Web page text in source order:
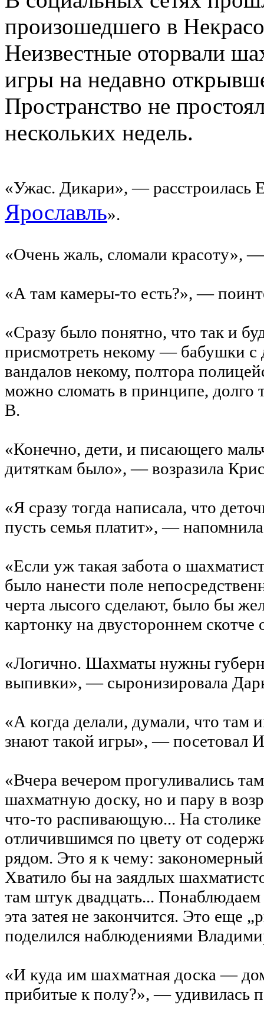
произошедшего в
Неизвестные оторвали
игры на недавно
Пространство не
нескольких недель.
«Ужас. Дикари», — расстроилась
Ярославль».
«Очень жаль, сломали красоту»,
«А там камеры-то есть?», —
«Сразу было понятно, что так и
присмотреть некому — бабушки с
вандалов некому, полтора
можно сломать в принципе,
В.
«Конечно, дети, и писающего
дитяткам было», — возразила
«Я сразу тогда написала, что
пусть семья платит», —
«Если уж такая забота о
было нанести поле
черта лысого сделают, было бы
картонку на двустороннем
«Логично. Шахматы нужны
выпивки», — сыронизировала
«А когда делали, думали, что там
знают такой игры», — посетовал
«Вчера вечером прогуливались
шахматную доску, но и пару в
что-то распивающую... На
отличившимся по цвету от
рядом. Это я к чему:
Хватило бы на заядлых
там штук двадцать...
эта затея не закончится. Это еще
поделился наблюдениями
«И куда им шахматная доска —
прибитые к полу?», — удивилась